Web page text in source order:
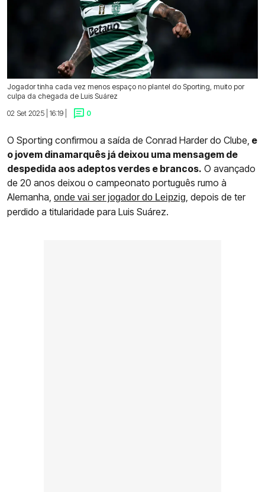
Jogador tinha cada vez menos espaço no plantel do Sporting, muito por
culpa da chegada de Luis Suárez
02 Set 2025 | 16:19 |
0
O Sporting confirmou a saída de Conrad Harder do Clube, e
o jovem dinamarquês já deixou uma mensagem de
despedida aos adeptos verdes e brancos. O avançado
de 20 anos deixou o campeonato português rumo à
Alemanha, onde vai ser jogador do Leipzig, depois de ter
perdido a titularidade para Luis Suárez.